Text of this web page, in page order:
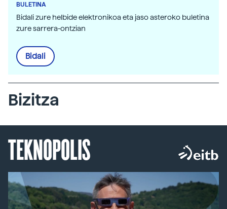
BULETINA
Bidali zure helbide elektronikoa eta jaso asteroko buletina
zure sarrera-ontzian
Bidali
Bizitza
TEKNOPOLIS